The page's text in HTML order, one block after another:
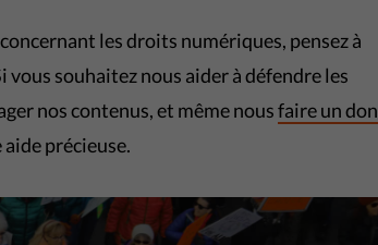
les droits numériques, pensez à
vous souhaitez nous aider à défendre les
nos contenus, et même nousfaire un don
précieuse.